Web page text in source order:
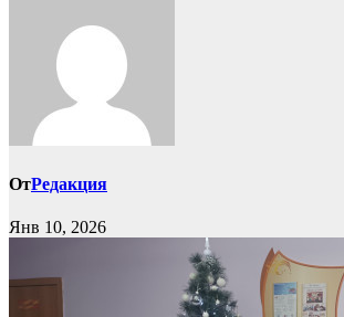
ОтРедакция
Янв 10, 2026